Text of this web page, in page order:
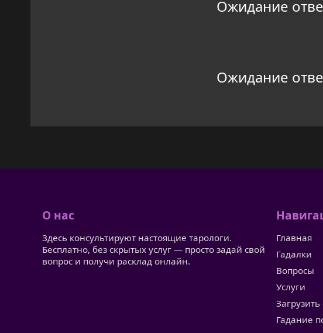
Ожидание
Ожидание
О нас
Здесь консультируют настоящие тарологи.
Бесплатно, без скрытых услуг — просто задай свой
вопрос и получи расклад онлайн.
Главная
Гадалки
Вопросы
Услуги
Гадание